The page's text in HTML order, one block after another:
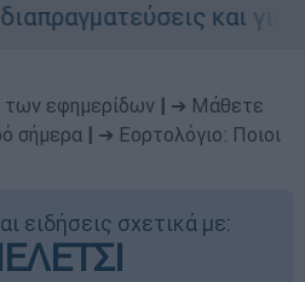
και γιατί
εφημερίδων
➔ Μάθετε
σήμερα
➔ Εορτολόγιο: Ποιοι
ειδήσεις σχετικά με: